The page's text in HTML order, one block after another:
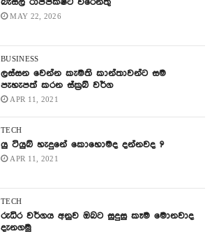
බැසිල් රාජපක්ෂට වරෙන්තු
MAY 22, 2026
BUSINESS
ලස්සන වෙන්න කැමති කාන්තාවන්ට සම
පැහැපත් කරන ස්ක්‍රබ් වර්ග
APR 11, 2021
TECH
යු ටියුබ් හැදුනේ කොහොමද දන්නවද ?
APR 11, 2021
TECH
රුධිර වර්ගය අනුව ඔබට සුදුසු කෑම මොනවාද
දැනගමු